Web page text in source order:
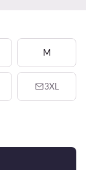
M
3XL